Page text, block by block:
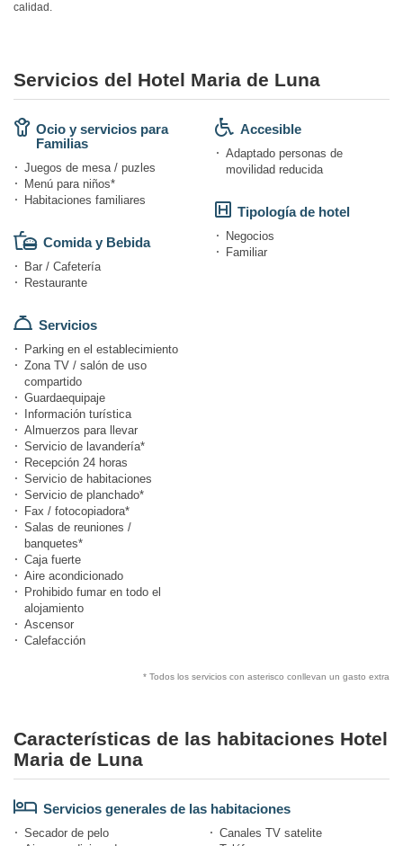
calidad.
Servicios del Hotel Maria de Luna
Ocio y servicios para
Familias
Juegos de mesa / puzles
Menú para niños*
Habitaciones familiares
Comida y Bebida
Bar / Cafetería
Restaurante
Servicios
Parking en el establecimiento
Zona TV / salón de uso
compartido
Guardaequipaje
Información turística
Almuerzos para llevar
Servicio de lavandería*
Recepción 24 horas
Servicio de habitaciones
Servicio de planchado*
Fax / fotocopiadora*
Salas de reuniones /
banquetes*
Caja fuerte
Aire acondicionado
Prohibido fumar en todo el
alojamiento
Ascensor
Calefacción
Accesible
Adaptado personas de
movilidad reducida
Tipología de hotel
Negocios
Familiar
* Todos los servicios con asterisco conllevan un gasto extra
Características de las habitaciones Hotel
Maria de Luna
Servicios generales de las habitaciones
Secador de pelo
Canales TV satelite